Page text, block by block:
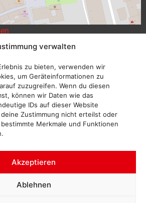
verwalten
zu bieten, verwenden wir
um Geräteinformationen zu
zuzugreifen. Wenn du diesen
können wir Daten wie das
IDs auf dieser Website
Zustimmung nicht erteilst oder
Merkmale und Funktionen
Akzeptieren
Ablehnen